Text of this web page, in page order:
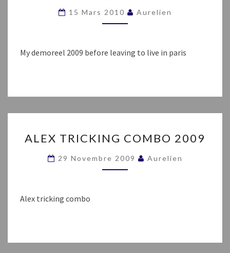
15 Mars 2010 Aurelien
My demoreel 2009 before leaving to live in paris
TRICKING
COMBO
2009
ALEX TRICKING COMBO 2009
29 Novembre 2009 Aurelien
Alex tricking combo